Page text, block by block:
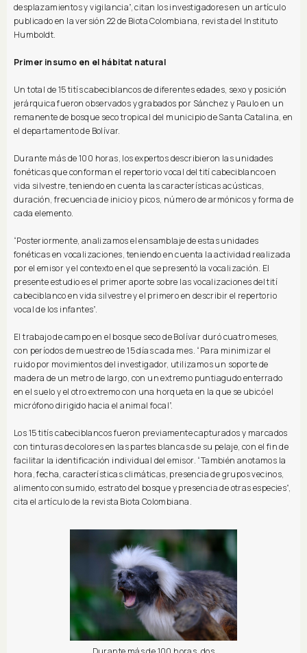
desplazamientos y vigilancia”, citan los investigadores en un artículo
publicado en la versión 22 de Biota Colombiana, revista del Instituto
Humboldt.
Primer insumo en el hábitat natural
Un total de 15 titís cabeciblancos de diferentes edades, sexo y posición
jerárquica fueron observados y grabados por Sánchez y Paulo en un
remanente de bosque seco tropical del municipio de Santa Catalina, en
el departamento de Bolívar.
Durante más de 100 horas, los expertos describieron las unidades
fonéticas que conforman el repertorio vocal del tití cabeciblanco en
vida silvestre, teniendo en cuenta las características acústicas,
duración, frecuencia de inicio y picos, número de armónicos y forma de
cada elemento.
“Posteriormente, analizamos el ensamblaje de estas unidades
fonéticas en vocalizaciones, teniendo en cuenta la actividad realizada
por el emisor y el contexto en el que se presentó la vocalización. El
presente estudio es el primer aporte sobre las vocalizaciones del tití
cabeciblanco en vida silvestre y el primero en describir el repertorio
vocal de los infantes”.
El trabajo de campo en el bosque seco de Bolívar duró cuatro meses,
con períodos de muestreo de 15 días cada mes. “Para minimizar el
ruido por movimientos del investigador, utilizamos un soporte de
madera de un metro de largo, con un extremo puntiagudo enterrado
en el suelo y el otro extremo con una horqueta en la que se ubicó el
micrófono dirigido hacia el animal focal”.
Los 15 titís cabeciblancos fueron previamente capturados y marcados
con tinturas de colores en las partes blancas de su pelaje, con el fin de
facilitar la identificación individual del emisor. “También anotamos la
hora, fecha, características climáticas, presencia de grupos vecinos,
alimento consumido, estrato del bosque y presencia de otras especies”,
cita el artículo de la revista Biota Colombiana.